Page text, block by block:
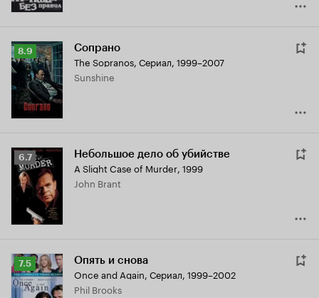
Рейтинг
Кинопоиска
8.9
8.9 Сопрано
The Sopranos, Сериал, 1999–2007
Sunshine
Рейтинг
Кинопоиска
6.7
6.7 Небольшое дело об убийстве
A Slight Case of Murder, 1999
John Brant
Рейтинг
Кинопоиска
7.5
7.5 Опять и снова
Once and Again, Сериал, 1999–2002
Phil Brooks